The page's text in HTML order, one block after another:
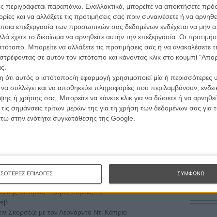
περιγράφεται παραπάνω. Εναλλακτικά, μπορείτε να αποκτήσετε
και να αλλάξετε τις προτιμήσεις σας πριν συναινέσετε ή να
επεξεργασία των προσωπικών σας δεδομένων ενδέχεται να μην
έχετε το δικαίωμα να αρνηθείτε αυτήν την επεξεργασία. Οι
Μπορείτε να αλλάξετε τις προτιμήσεις σας ή να ανακαλέσετε
σε αυτόν τον ιστότοπο και κάνοντας κλικ στο κουμπί
αυτός ο ιστότοπος/η εφαρμογή χρησιμοποιεί μία ή περισσότερες
συλλέγει και να αποθηκεύει πληροφορίες που περιλαμβάνουν,
ή χρήσης σας. Μπορείτε να κάνετε κλικ για να δώσετε ή να
σημάνσεις τρίτων μερών της για τη χρήση των δεδομένων σας
στην ενότητα συγκατάθεσης της Google.
ΕΠΙΛΟΓΕΣ ΣΥΜΦΩΝΩ
Board of Review που θα δοθούν σε τελετή
Mr. Banks»)
Station»)
Ιθαν Κοέν(«Inside Llewyn Davis»)
Γουίντερ(«Ο Λύκος της Wall Street»)
Τζόρνταν
Κούγκλερ
Φαρχαντί
Μαςτης Σάρα Πόλεϊ
Ιστορίας: Τζορτζ Στίβενς Τζ.
Σκορσέζε με τον Λεονάρντο Ντι Κάπριο
L’ Affaire
Ζαν-Πολ
Ο
10